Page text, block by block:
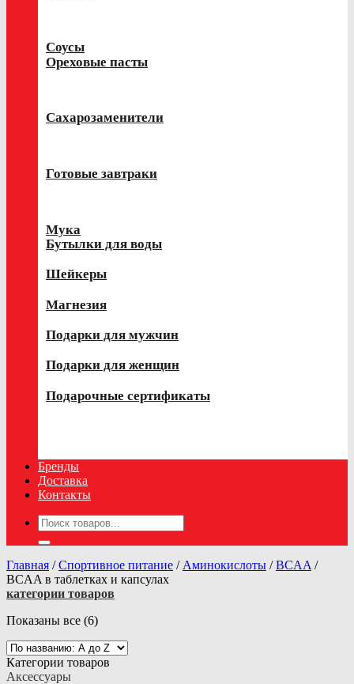
Соусы
Ореховые пасты
Сахарозаменители
Готовые завтраки
Мука
Бутылки для воды
Шейкеры
Магнезия
Подарки для мужчин
Подарки для женщин
Подарочные сертификаты
Бренды
Доставка
Контакты
Искать:
Главная / Спортивное питание / Аминокислоты / BCAA /
BCAA в таблетках и капсулах
категории товаров
Показаны все (6)
Категории товаров
Аксессуары